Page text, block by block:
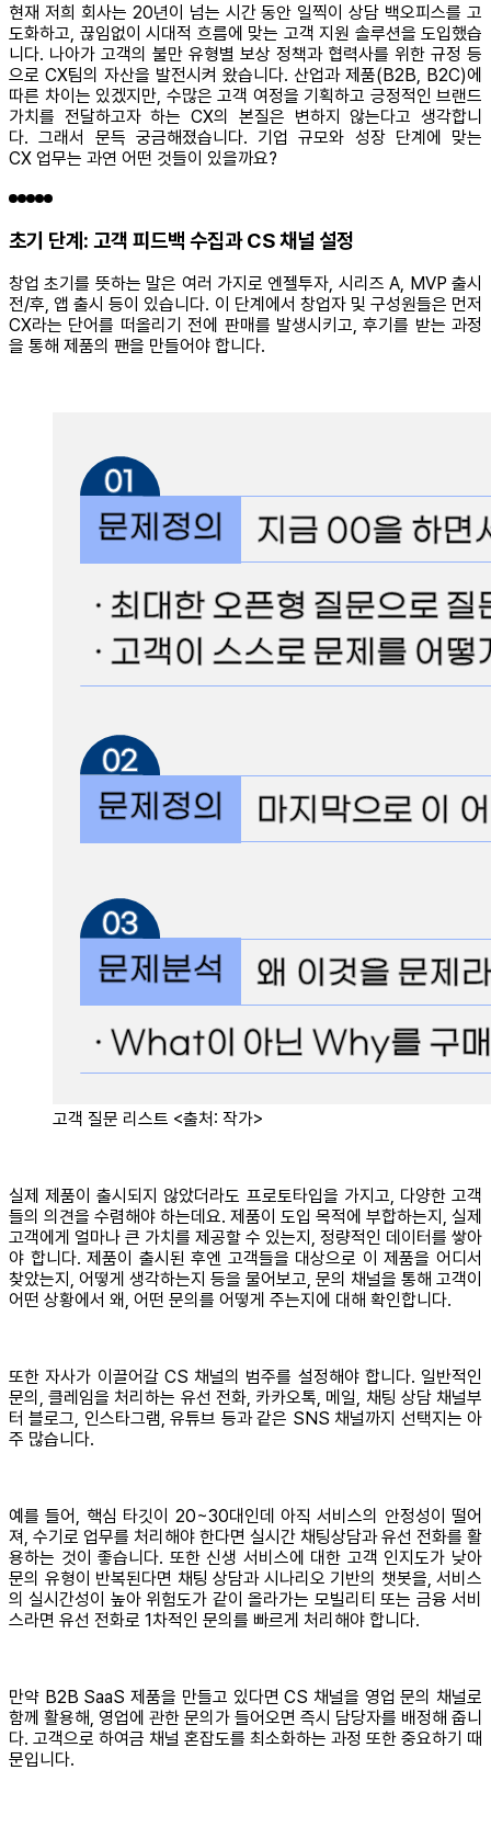
현재 저희 회사는 20년이 넘는 시간 동안 일찍이 상담 백오피스를 고
도화하고, 끊임없이 시대적 흐름에 맞는 고객 지원 솔루션을 도입했습
니다. 나아가 고객의 불만 유형별 보상 정책과 협력사를 위한 규정 등
으로 CX팀의 자산을 발전시켜 왔습니다. 산업과 제품(B2B, B2C)에
따른 차이는 있겠지만, 수많은 고객 여정을 기획하고 긍정적인 브랜드
가치를 전달하고자 하는 CX의 본질은 변하지 않는다고 생각합니
다. 그래서 문득 궁금해졌습니다. 기업 규모와 성장 단계에 맞는
CX 업무는 과연 어떤 것들이 있을까요?
초기 단계: 고객 피드백 수집과 CS 채널 설정
창업 초기를 뜻하는 말은 여러 가지로 엔젤투자, 시리즈 A, MVP 출시
전/후, 앱 출시 등이 있습니다. 이 단계에서 창업자 및 구성원들은 먼저
CX라는 단어를 떠올리기 전에 판매를 발생시키고, 후기를 받는 과정
을 통해 제품의 팬을 만들어야 합니다.
고객 질문 리스트 <출처: 작가>
실제 제품이 출시되지 않았더라도 프로토타입을 가지고, 다양한 고객
들의 의견을 수렴해야 하는데요. 제품이 도입 목적에 부합하는지, 실제
고객에게 얼마나 큰 가치를 제공할 수 있는지, 정량적인 데이터를 쌓아
야 합니다. 제품이 출시된 후엔 고객들을 대상으로 이 제품을 어디서
찾았는지, 어떻게 생각하는지 등을 물어보고, 문의 채널을 통해 고객이
어떤 상황에서 왜, 어떤 문의를 어떻게 주는지에 대해 확인합니다.
또한 자사가 이끌어갈 CS 채널의 범주를 설정해야 합니다. 일반적인
문의, 클레임을 처리하는 유선 전화, 카카오톡, 메일, 채팅 상담 채널부
터 블로그, 인스타그램, 유튜브 등과 같은 SNS 채널까지 선택지는 아
주 많습니다.
예를 들어, 핵심 타깃이 20~30대인데 아직 서비스의 안정성이 떨어
져, 수기로 업무를 처리해야 한다면 실시간 채팅상담과 유선 전화를 활
용하는 것이 좋습니다. 또한 신생 서비스에 대한 고객 인지도가 낮아
문의 유형이 반복된다면 채팅 상담과 시나리오 기반의 챗봇을, 서비스
의 실시간성이 높아 위험도가 같이 올라가는 모빌리티 또는 금융 서비
스라면 유선 전화로 1차적인 문의를 빠르게 처리해야 합니다.
만약 B2B SaaS 제품을 만들고 있다면 CS 채널을 영업 문의 채널로
함께 활용해, 영업에 관한 문의가 들어오면 즉시 담당자를 배정해 줍니
다. 고객으로 하여금 채널 혼잡도를 최소화하는 과정 또한 중요하기 때
문입니다.